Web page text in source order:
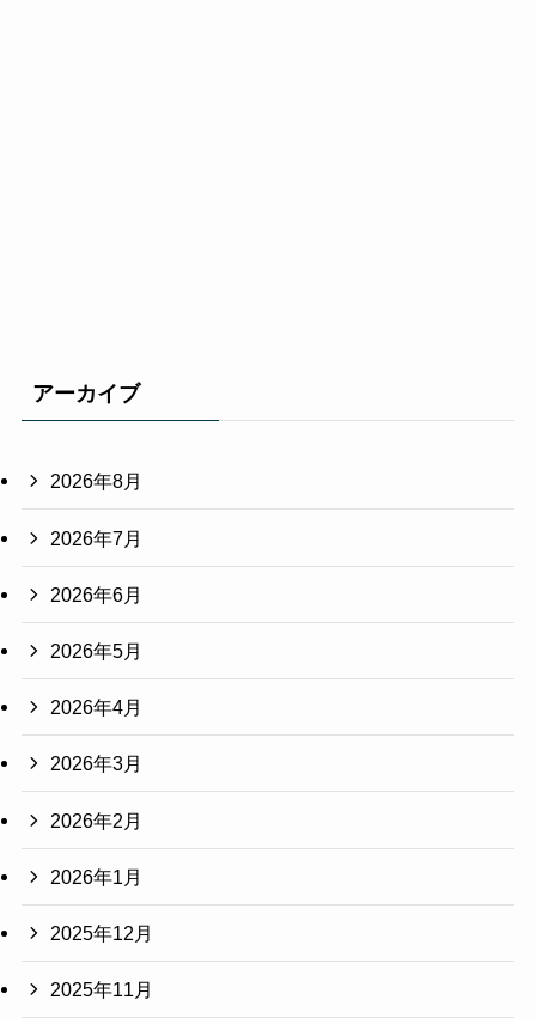
アーカイブ
2026年8月
2026年7月
2026年6月
2026年5月
2026年4月
2026年3月
2026年2月
2026年1月
2025年12月
2025年11月